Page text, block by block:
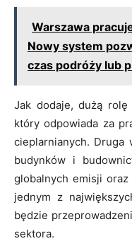
Warszawa
Nowy system
czas podróży lub
Jak dodaje, dużą rolę
który odpowiada za
cieplarnianych. Druga
budynków i
globalnych emisji
jednym z
będzie
sektora.